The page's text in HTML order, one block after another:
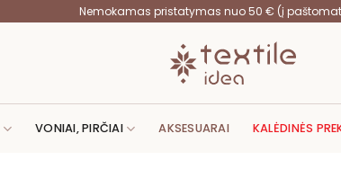
Nemokamas pristatymas nuo 50 € (į
VONIAI, PIRČIAI AKSESUARAI KALĖDINĖS